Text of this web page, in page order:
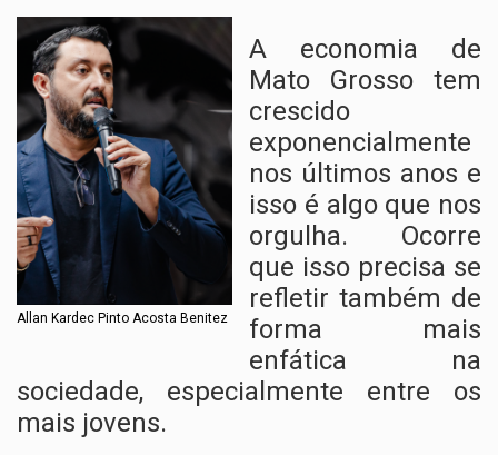
Allan Kardec Pinto Acosta Benitez
A economia de
Mato Grosso tem
crescido
exponencialmente
nos últimos anos e
isso é algo que nos
orgulha. Ocorre
que isso precisa se
refletir também de
forma mais
enfática na
sociedade, especialmente entre os
mais jovens.